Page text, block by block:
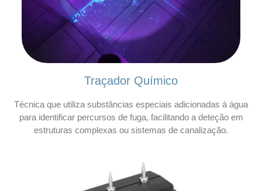
Traçador Químico
Técnica que utiliza substâncias especiais adicionadas à água
para identificar percursos de fuga, facilitando a deteção em
estruturas complexas ou sistemas de canalização.